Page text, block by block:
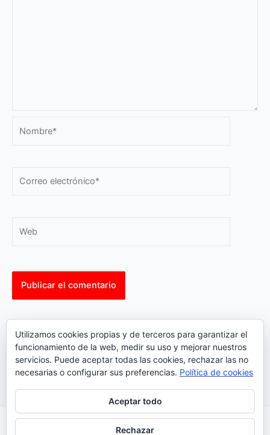
comment data is processed.
Política Cookies| Política Privacidad
Utilizamos cookies propias y de terceros para garantizar el
funcionamiento de la web, medir su uso y mejorar nuestros
servicios. Puede aceptar todas las cookies, rechazar las no
necesarias o configurar sus preferencias. Política de cookies
Aceptar todo
Rechazar